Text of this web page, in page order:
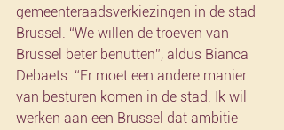
gemeenteraadsverkiezingen in de stad
Brussel. “We willen de troeven van
Brussel beter benutten”, aldus Bianca
Debaets. “Er moet een andere manier
van besturen komen in de stad. Ik wil
werken aan een Brussel dat ambitie